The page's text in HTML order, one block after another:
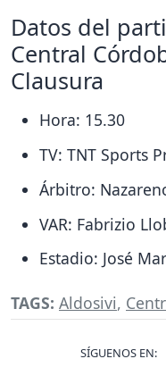
Datos del
Central
Clausura
Hora: 15.30
TV: TNT Sports
Árbitro:
VAR: Fabrizio
Estadio: José
TAGS: Aldosivi,
SÍGUENOS EN: